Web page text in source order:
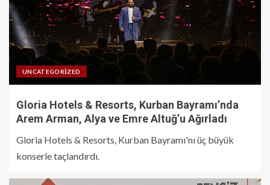
UNCATEGORIZED
Gloria Hotels & Resorts, Kurban Bayramı’nda
Arem Arman, Alya ve Emre Altuğ’u Ağırladı
Gloria Hotels & Resorts, Kurban Bayramı'nı üç büyük
konserle taçlandırdı.